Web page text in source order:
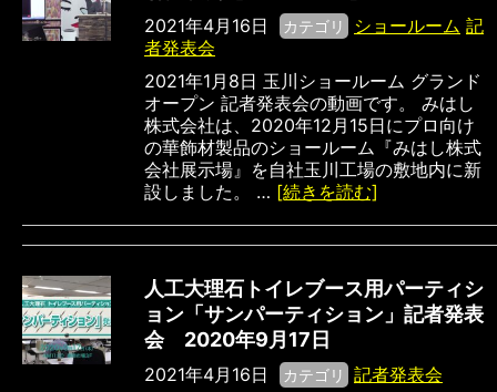
2021年4月16日 カテゴリ ショールーム 記
者発表会
2021年1月8日 玉川ショールーム グランド
オープン 記者発表会の動画です。 みはし
株式会社は、2020年12月15日にプロ向け
の華飾材製品のショールーム『みはし株式
会社展示場』を自社玉川工場の敷地内に新
設しました。 … [続きを読む]
人工大理石トイレブース用パーティシ
ョン「サンパーティション」記者発表
会 2020年9月17日
2021年4月16日 カテゴリ
記者発表会